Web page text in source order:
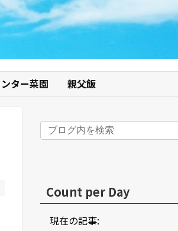
ター菜園 親父飯
Count per Day
現在の記事: